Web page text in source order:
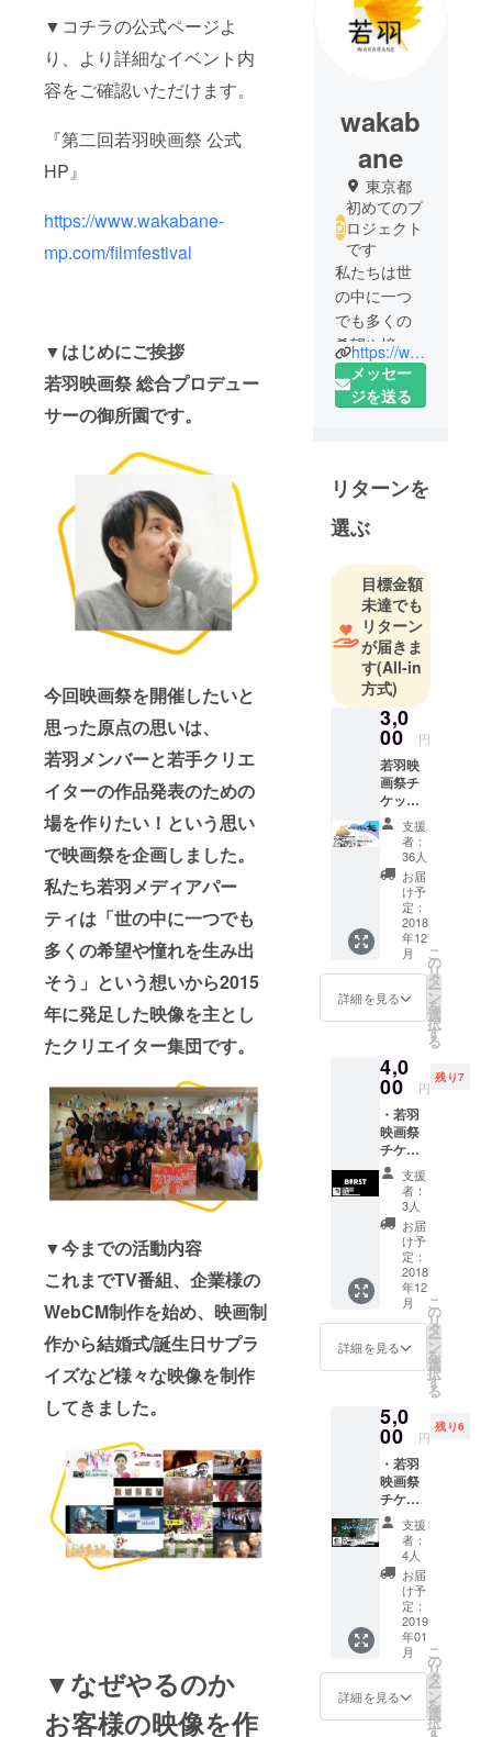
▼コチラの公式ページよ
り、より詳細なイベント内
容をご確認いただけます。
『第二回若羽映画祭 公式
HP』
https://www.wakabane-
mp.com/filmfestival
▼はじめにご挨拶
若羽映画祭 総合プロデュー
サーの御所園です。
今回映画祭を開催したいと
思った原点の思いは、
若羽メンバーと若手クリエ
イターの作品発表のための
場を作りたい！という思い
で映画祭を企画しました。
私たち若羽メディアパー
ティは「世の中に一つでも
多くの希望や憧れを生み出
そう」という想いから2015
年に発足した映像を主とし
たクリエイター集団です。
▼今までの活動内容
これまでTV番組、企業様の
WebCM制作を始め、映画制
作から結婚式/誕生日サプラ
イズなど様々な映像を制作
してきました。
▼なぜやるのか
お客様の映像を作
wakab
ane
東京都
初めてのプ
ロジェクト
です
私たちは世
の中に一つ
でも多くの
希望や憧れ
を生み出し
たいという
ムです。最
初は一人一
人が何もで
きないとこ
ろからのス
タートでし
た。しか
し、一つず
つ出来るこ
とを増や
し、時に悔
しい思いも
しながら一
歩ずつ歩ん
できまし
た。経済、
政治など
様々な問題
と閉塞感の
ただよう社
会に対し
て、驚きや
笑い、ワク
を一つでも
多く届けた
い。私たち
はその一途
な想いを胸
に抱きなが
ら日々楽し
くチャレン
ジし続けて
います。
https://www.wakabane-mp.com
メッセー
ジを送る
リターンを
選ぶ
目標金額
未達でも
リターン
が届きま
す(All-in
方式)
3,0
00 円
若羽映
画祭チ
ケット
＊交流
会(イベ
ント後
同じ会
場にて/
軽食あ
支援
者：
36人
お届
け予
定：
2018
年12
月
詳細を見る
こ
の
リ
タ
ー
ン
を
選
択
す
る
4,0
00 円
残り7
・若羽
映画祭
チケッ
ト ＊交
流会(イ
ベント
後同じ
会場に
て/軽食
あり) ・
スペ
シャル
サンク
ス:エン
ドクレ
ジット
品名：
BiRST
制作者/
チーム
名：石
井貴也
あらす
じ：
21XX
年、感
情に芽
生えた
ロボッ
トたち
のみが
暮らす
エリア
支援
者：
3人
お届
け予
定：
2018
年12
月
詳細を見る
こ
の
リ
タ
ー
ン
を
選
択
す
る
5,0
00 円
残り6
・若羽
映画祭
チケッ
ト ＊交
流会(イ
ベント
後同じ
会場に
て/軽食
あり) ・
きじむ
なーの
すむと
ころ！
ポスト
カー
支援
者：
4人
お届
け予
定：
2019
年01
月
詳細を見る
こ
の
リ
タ
ー
ン
を
選
択
す